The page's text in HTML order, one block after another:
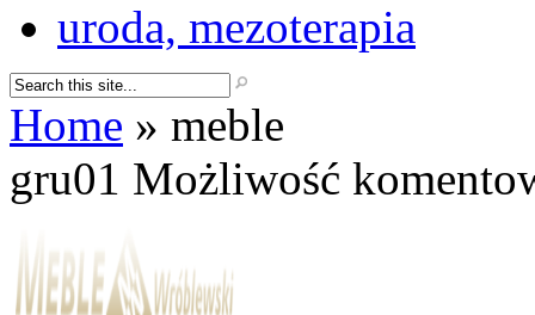
uroda, mezoterapia
Home » meble
gru01 Możliwość